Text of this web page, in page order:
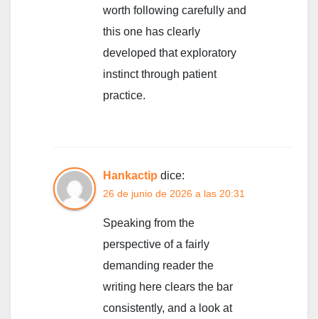
worth following carefully and
this one has clearly
developed that exploratory
instinct through patient
practice.
Hankactip dice:
26 de junio de 2026 a las 20:31
Speaking from the
perspective of a fairly
demanding reader the
writing here clears the bar
consistently, and a look at